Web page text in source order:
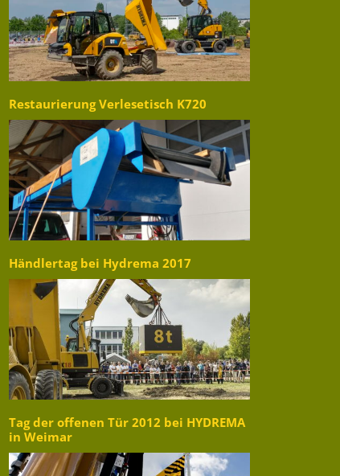
Restaurierung Verlesetisch K720
Händlertag bei Hydrema 2017
Tag der offenen Tür 2012 bei HYDREMA
in Weimar